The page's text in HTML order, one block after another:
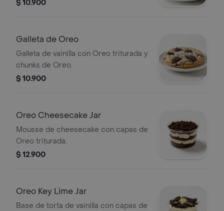
$ 10.900
Galleta de Oreo
Galleta de vainilla con Oreo triturada y
chunks de Oreo.
$ 10.900
Oreo Cheesecake Jar
Mousse de cheesecake con capas de
Oreo triturada.
$ 12.900
Oreo Key Lime Jar
Base de torta de vainilla con capas de